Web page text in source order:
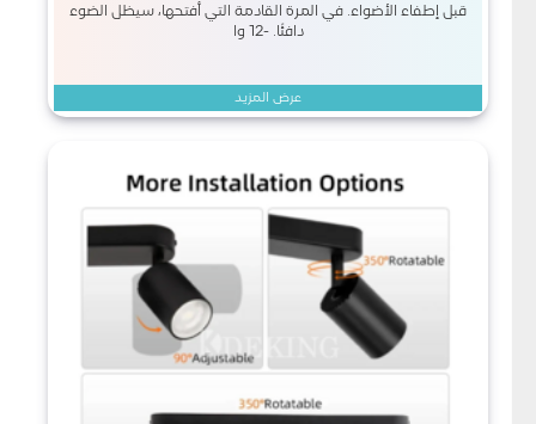
قبل إطفاء الأضواء. في المرة القادمة التي أفتحها، سيظل الضوء
دافئًا. -12 وا
عرض المزيد